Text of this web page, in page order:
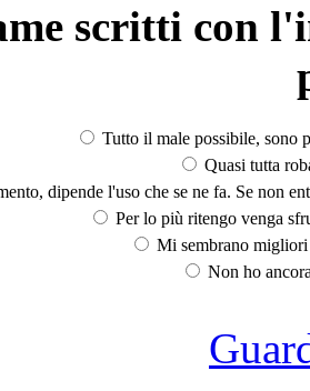
scritti con
Tutto il male possibile, sono
Quasi tutta
dipende l'uso che se ne fa. Se non
Per lo più ritengo venga
Mi sembrano
Non ho